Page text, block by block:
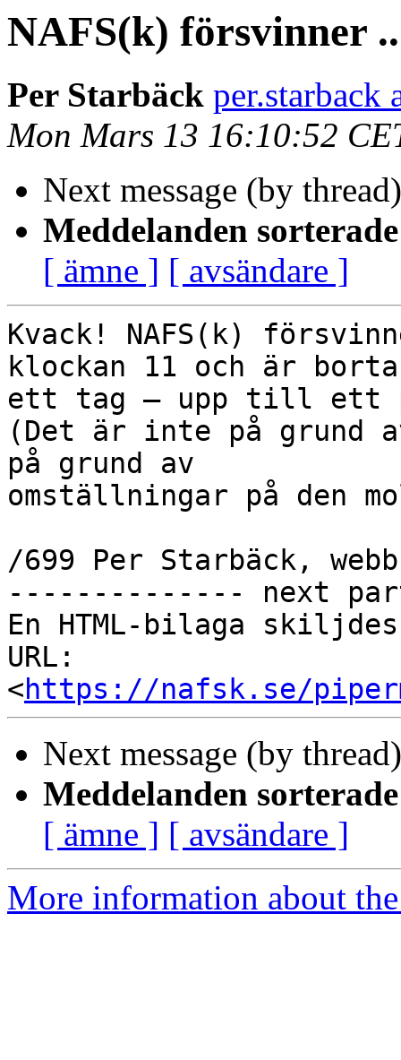
NAFS(k) försvinner
Per Starbäck per.starback
Mon Mars 13 16:10:52
Next message (by
Meddelanden
[ ämne ] [ avsändare ]
Kvack! NAFS(k)
klockan 11 och är borta
ett tag – upp till ett
(Det är inte på grund
på grund av
omställningar på den
/699 Per Starbäck,
-------------- next
En HTML-bilaga
URL:
<https://nafsk.se/
Next message (by
Meddelanden
[ ämne ] [ avsändare ]
More information about